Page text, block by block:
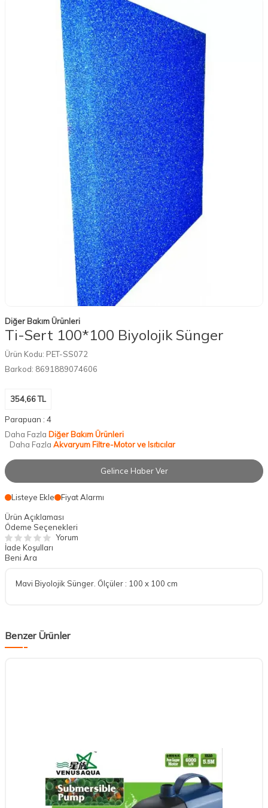
Diğer Bakım Ürünleri
Ti-Sert 100*100 Biyolojik Sünger
Ürün Kodu: PET-SS072
Barkod: 8691889074606
354,66TL
Parapuan : 4
Daha Fazla Diğer Bakım Ürünleri
Daha Fazla Akvaryum Filtre-Motor ve Isıtıcılar
Gelince Haber Ver
Listeye Ekle Fiyat Alarmı
Ürün Açıklaması
Ödeme Seçenekleri
Yorum
İade Koşulları
Beni Ara
Mavi Biyolojik Sünger. Ölçüler : 100 x 100 cm
Benzer Ürünler